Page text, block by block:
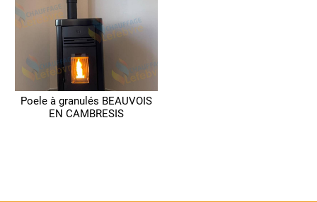
Poele à granulés BEAUVOIS
EN CAMBRESIS